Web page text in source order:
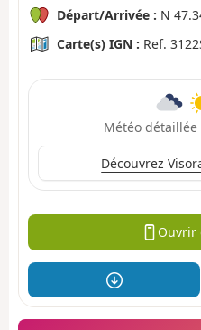
Départ/Arrivée : N
Carte(s) IGN : Ref.
Météo
Découvrez
Ouvrir